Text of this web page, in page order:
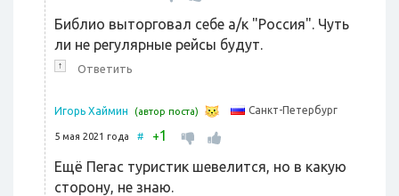
Библио выторговал себе а/к "Россия". Чуть
ли не регулярные рейсы будут.
↑ Ответить
Игорь Хаймин (автор поста) Санкт-Петербург
5 мая 2021 года # +1
Ещё Пегас туристик шевелится, но в какую
сторону, не знаю.